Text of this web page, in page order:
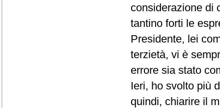
considerazione di
tantino forti le
Presidente, lei
terzietà, vi è
errore sia stato
Ieri, ho svolto più
quindi, chiarire il